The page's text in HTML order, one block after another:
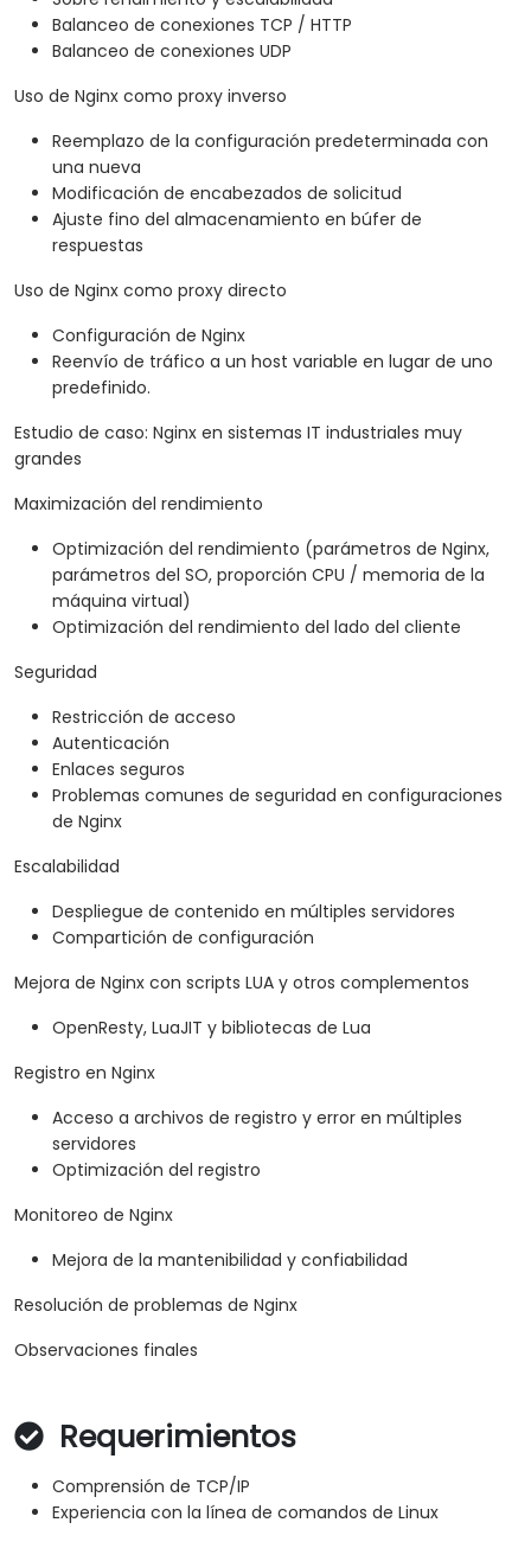
Balanceo de conexiones TCP / HTTP
Balanceo de conexiones UDP
Uso de Nginx como proxy inverso
Reemplazo de la configuración predeterminada con
una nueva
Modificación de encabezados de solicitud
Ajuste fino del almacenamiento en búfer de
respuestas
Uso de Nginx como proxy directo
Configuración de Nginx
Reenvío de tráfico a un host variable en lugar de uno
predefinido.
Estudio de caso: Nginx en sistemas IT industriales muy
grandes
Maximización del rendimiento
Optimización del rendimiento (parámetros de Nginx,
parámetros del SO, proporción CPU / memoria de la
máquina virtual)
Optimización del rendimiento del lado del cliente
Seguridad
Restricción de acceso
Autenticación
Enlaces seguros
Problemas comunes de seguridad en configuraciones
de Nginx
Escalabilidad
Despliegue de contenido en múltiples servidores
Compartición de configuración
Mejora de Nginx con scripts LUA y otros complementos
OpenResty, LuaJIT y bibliotecas de Lua
Registro en Nginx
Acceso a archivos de registro y error en múltiples
servidores
Optimización del registro
Monitoreo de Nginx
Mejora de la mantenibilidad y confiabilidad
Resolución de problemas de Nginx
Observaciones finales
Requerimientos
Comprensión de TCP/IP
Experiencia con la línea de comandos de Linux